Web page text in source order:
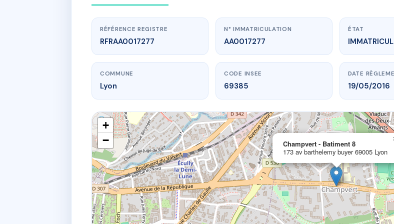
www.vme.plus/AA0017277
Champvert - Batiment 8
173 av barthelemy buyer69005 Lyon
RÉFÉRENCE REGISTRE
RFRAA0017277
N° IMMATRICULATION
AA0017277
ÉTAT
COMMUNE
Lyon
CODE INSEE
69385
DATE
19/05/2016
Champvert - Batiment 8
173 av barthelemy buyer 69005 Lyon
+
−